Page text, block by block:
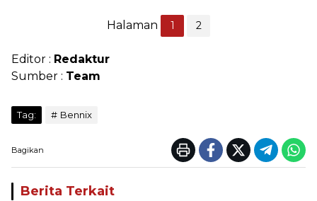
Halaman 1 2
Editor : Redaktur
Sumber : Team
Tag: Bennix
Bagikan
Berita Terkait